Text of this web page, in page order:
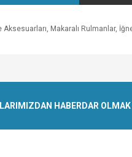
Aksesuarları, Makaralı Rulmanlar,
bozuk veya görüntülenemiyor.
HABERDAR